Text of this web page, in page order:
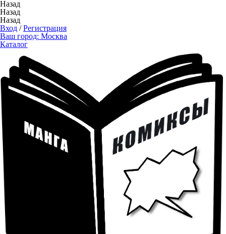
Назад
Назад
Назад
Вход /Регистрация
Ваш город: Москва
Каталог